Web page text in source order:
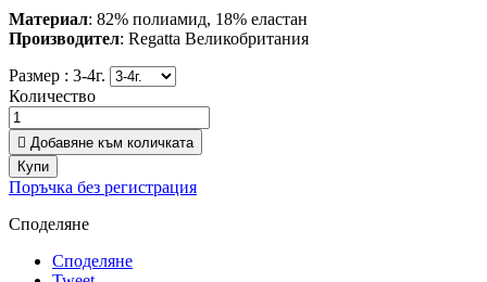
Материал: 82% полиамид, 18% еластан
Производител: Regatta Великобритания
Размер : 3-4г.
Количество
 Добавяне към количката
Купи
Поръчка без регистрация
Споделяне
Споделяне